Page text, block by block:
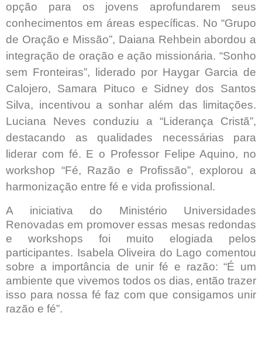
opção para os jovens aprofundarem seus
conhecimentos em áreas específicas. No “Grupo
de Oração e Missão”, Daiana Rehbein abordou a
integração de oração e ação missionária. “Sonho
sem Fronteiras”, liderado por Haygar Garcia de
Calojero, Samara Pituco e Sidney dos Santos
Silva, incentivou a sonhar além das limitações.
Luciana Neves conduziu a “Liderança Cristã”,
destacando as qualidades necessárias para
liderar com fé. E o Professor Felipe Aquino, no
workshop “Fé, Razão e Profissão”, explorou a
harmonização entre fé e vida profissional.
A iniciativa do Ministério Universidades
Renovadas em promover essas mesas redondas
e workshops foi muito elogiada pelos
participantes. Isabela Oliveira do Lago comentou
sobre a importância de unir fé e razão: “É um
ambiente que vivemos todos os dias, então trazer
isso para nossa fé faz com que consigamos unir
razão e fé”.